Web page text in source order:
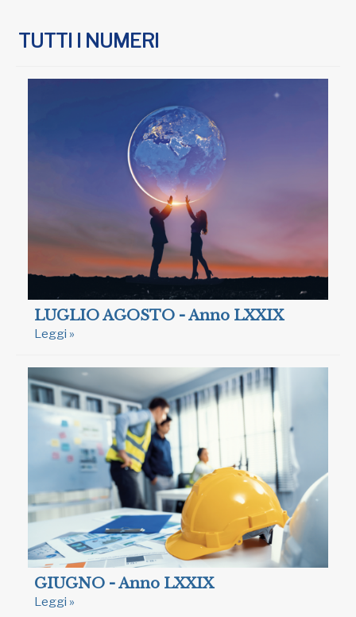
TUTTI I NUMERI
LUGLIO AGOSTO - Anno LXXIX
Leggi »
GIUGNO - Anno LXXIX
Leggi »